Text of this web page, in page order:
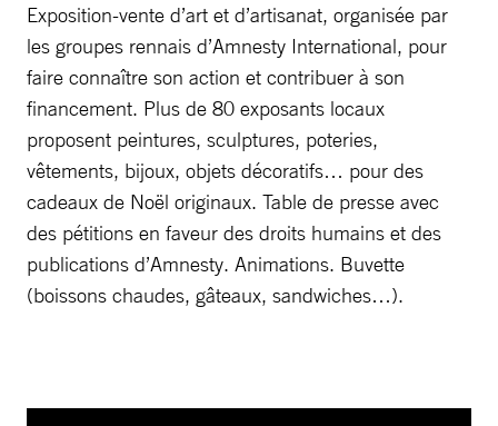
Exposition-vente d’art et d’artisanat, organisée par
les groupes rennais d’Amnesty International, pour
faire connaître son action et contribuer à son
financement. Plus de 80 exposants locaux
proposent peintures, sculptures, poteries,
vêtements, bijoux, objets décoratifs… pour des
cadeaux de Noël originaux. Table de presse avec
des pétitions en faveur des droits humains et des
publications d’Amnesty. Animations. Buvette
(boissons chaudes, gâteaux, sandwiches…).